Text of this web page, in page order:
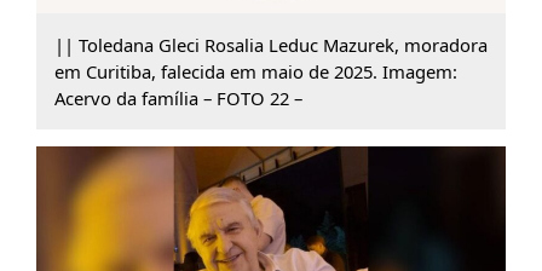
|| Toledana Gleci Rosalia Leduc Mazurek, moradora
em Curitiba, falecida em maio de 2025. Imagem:
Acervo da família – FOTO 22 –